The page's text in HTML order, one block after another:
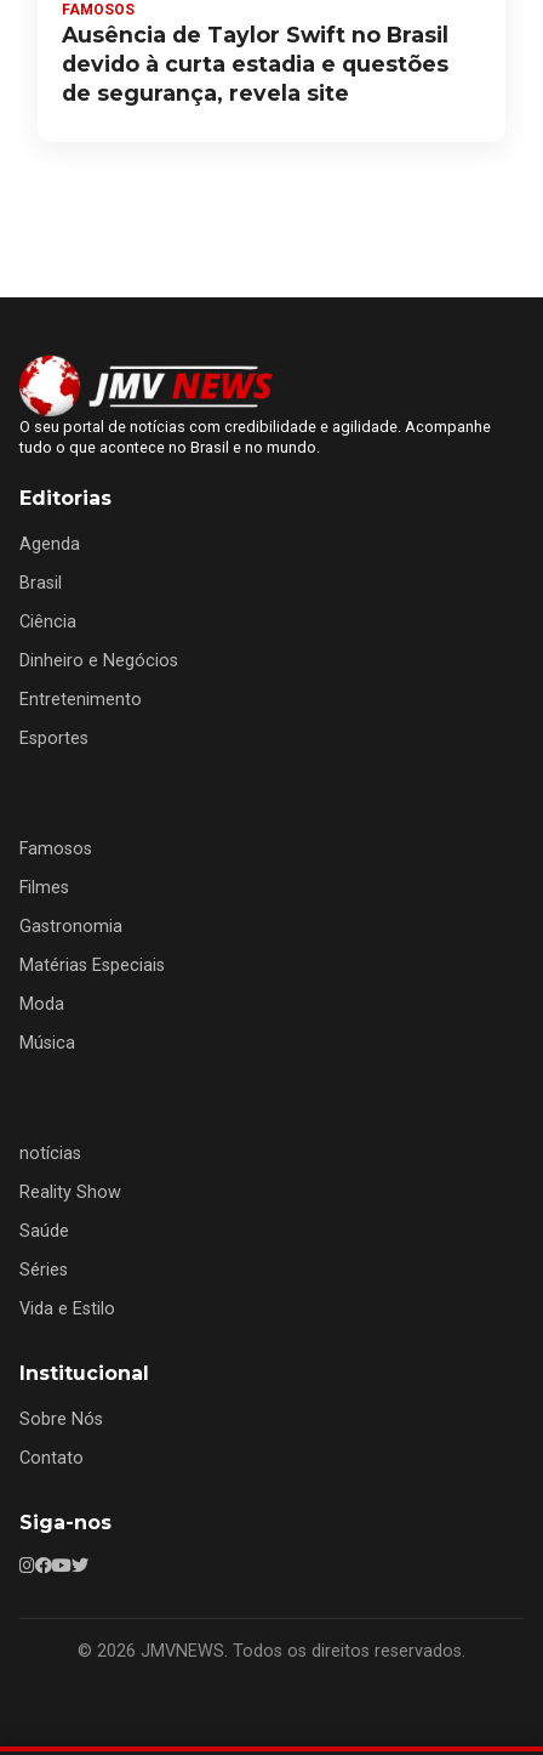
FAMOSOS
Ausência de Taylor Swift no Brasil
devido à curta estadia e questões
de segurança, revela site
O seu portal de notícias com credibilidade e agilidade. Acompanhe
tudo o que acontece no Brasil e no mundo.
Editorias
Agenda
Brasil
Ciência
Dinheiro e Negócios
Entretenimento
Esportes
Famosos
Filmes
Gastronomia
Matérias Especiais
Moda
Música
notícias
Reality Show
Saúde
Séries
Vida e Estilo
Institucional
Sobre Nós
Contato
Siga-nos
© 2026 JMVNEWS. Todos os direitos reservados.